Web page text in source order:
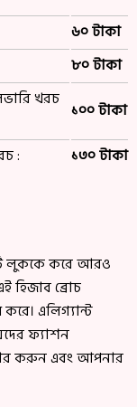
৬০ টাকা
৮০ টাকা
খরচ ১০০ টাকা
:
১৩০ টাকা
লুককে করে আরও
হিজাব ব্রোচ
করে। এলিগ্যান্ট
ফ্যাশন
করুন এবং আপনার